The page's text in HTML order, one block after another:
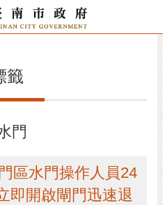
籤
門
區水門操作人員24
即開啟閘門迅速退